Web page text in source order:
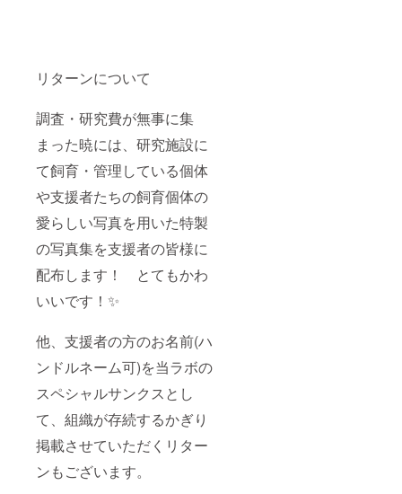
リターンについて
調査・研究費が無事に集
まった暁には、研究施設に
て飼育・管理している個体
や支援者たちの飼育個体の
愛らしい写真を用いた特製
の写真集を支援者の皆様に
配布します！ とてもかわ
いいです！✨
他、支援者の方のお名前(ハ
ンドルネーム可)を当ラボの
スペシャルサンクスとし
て、組織が存続するかぎり
掲載させていただくリター
ンもございます。